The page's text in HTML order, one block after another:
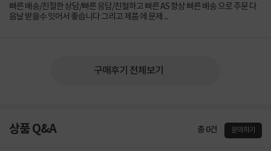
빠른 배송/친절한 상담/빠른 응답/친철하고 빠른 AS 항상 빠른 배송 으로 주문 다
음날 받을수 잇어서 좋습니다 그리고 제품 에 문제 ...
구매후기 전체보기
상품 Q&A 총 0건 문의하기